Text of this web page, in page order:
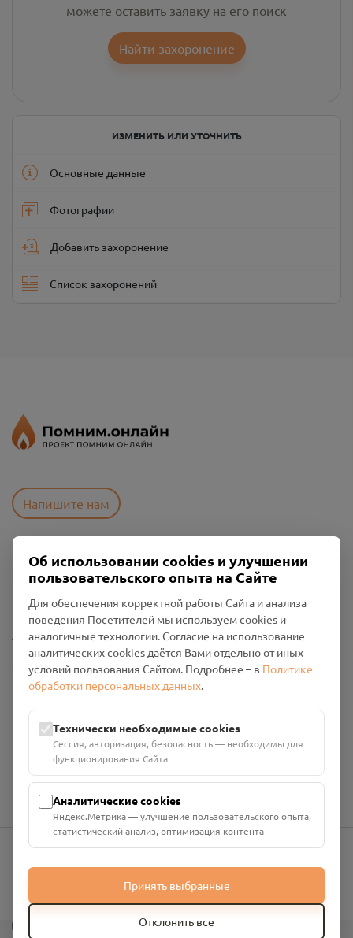
можете оставить заявку на его поиск
Найти захоронение
ИЗМЕНИТЬ ИЛИ УТОЧНИТЬ
Основные данные
Фотографии
Добавить захоронение
Список захоронений
Напишите нам
Пользовательское соглашение
Политика конфиденциальности
Промо-материалы
Настройки cookies
Общество с ограниченной ответственностью «Смоленский
Проект Помним»
Юридический адрес: 216790, Смоленская область, р-н
Руднянский, г. Рудня, улица Западная, д. 26А, пом. 18
Номер счёта: 40702810901130004287 в АО "АЛЬФА-БАНК"
Кор. счёт: 30101810200000000593
info@pomnim.online
Об использовании cookies и улучшении
пользовательского опыта на Сайте
Для обеспечения корректной работы Сайта и анализа
поведения Посетителей мы используем cookies и
аналогичные технологии. Согласие на использование
аналитических cookies даётся Вами отдельно от иных
условий пользования Сайтом. Подробнее – в Политике
обработки персональных данных.
Технически необходимые cookies
Сессия, авторизация, безопасность — необходимы для
функционирования Сайта
Аналитические cookies
Яндекс.Метрика — улучшение пользовательского опыта,
статистический анализ, оптимизация контента
Принять выбранные
Отклонить все